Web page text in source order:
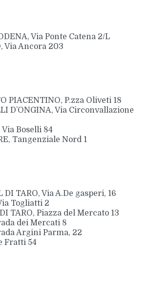
Via Ponte Catena 2/L
Via Ancora 203
PIACENTINO, P.zza Oliveti 18
D’ONGINA, Via Circonvallazione
Via Boselli 84
Tangenziale Nord 1
DI TARO, Via A.De gasperi, 16
Togliatti 2
TARO, Piazza del Mercato 13
dei Mercati 8
Argini Parma, 22
Fratti 54